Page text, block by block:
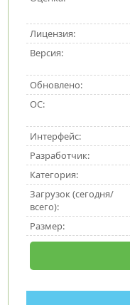
Лицензия:
Версия:
Обновлено:
ОС:
Интерфейс:
Разработчик:
Категория:
Загрузок (сегодня/
всего):
Размер: